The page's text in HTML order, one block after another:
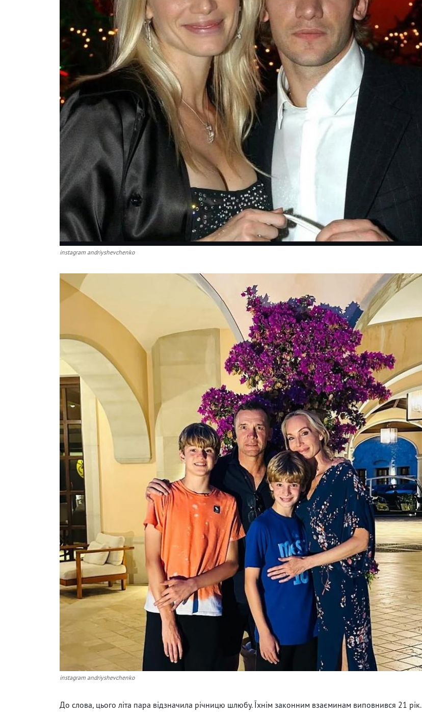
instagram andriyshevchenko
instagram andriyshevchenko
До слова, цього літа пара відзначила річницю шлюбу. Їхнім законним взаєминам виповнився 21 рік.